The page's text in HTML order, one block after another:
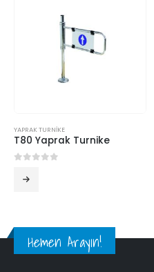
YAPRAK TURNİKE
T80 Yaprak Turnike
Hemen Arayın!